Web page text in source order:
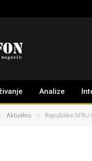
Analize
Aktuelno » Republike